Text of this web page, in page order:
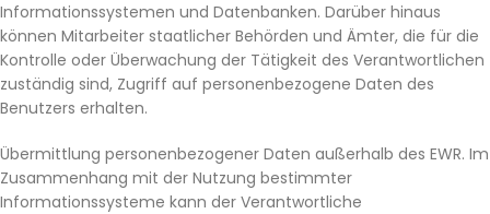
Informationssystemen und Datenbanken. Darüber hinaus
können Mitarbeiter staatlicher Behörden und Ämter, die für die
Kontrolle oder Überwachung der Tätigkeit des Verantwortlichen
zuständig sind, Zugriff auf personenbezogene Daten des
Benutzers erhalten.
Übermittlung personenbezogener Daten außerhalb des EWR. Im
Zusammenhang mit der Nutzung bestimmter
Informationssysteme kann der Verantwortliche